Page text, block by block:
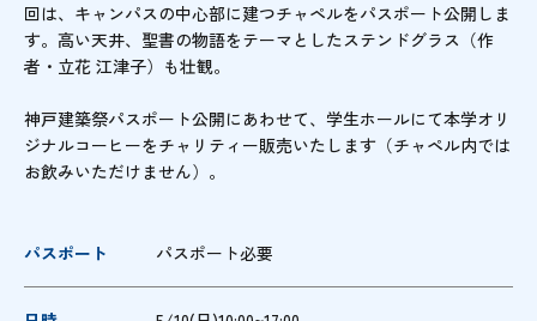
回は、キャンパスの中心部に建つチャペルをパスポート公開しま
す。高い天井、聖書の物語をテーマとしたステンドグラス（作
者・立花 江津子）も壮観。
神戸建築祭パスポート公開にあわせて、学生ホールにて本学オリ
ジナルコーヒーをチャリティー販売いたします（チャペル内では
お飲みいただけません）。
パスポート パスポート必要